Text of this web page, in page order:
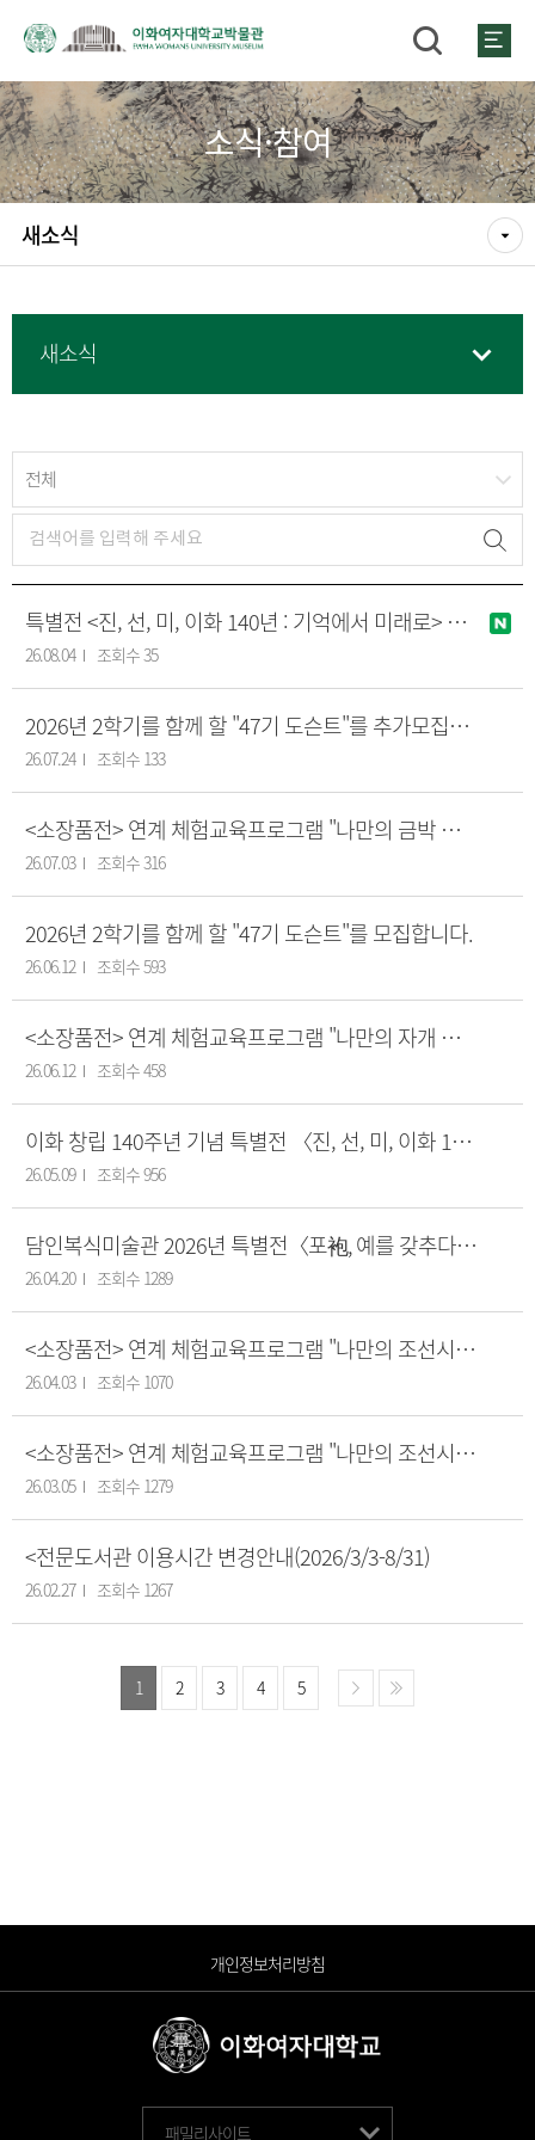
소식·참여
새소식
새소식
전체
특별전 <진, 선, 미, 이화 140년 : 기억에서 미래로> 연계 체험교육프로그램 "나만의 백자 컬렉션 만들기" 안내
26.08.04 조회수 35
2026년 2학기를 함께 할 "47기 도슨트"를 추가모집합니다.
26.07.24 조회수 133
<소장품전> 연계 체험교육프로그램 "나만의 금박 장식함 만들기" 안내
26.07.03 조회수 316
2026년 2학기를 함께 할 "47기 도슨트"를 모집합니다.
26.06.12 조회수 593
<소장품전> 연계 체험교육프로그램 "나만의 자개 장식 손거울 만들기" 안내
26.06.12 조회수 458
이화 창립 140주년 기념 특별전 〈진, 선, 미, 이화 140년 : 기억에서 미래로〉에 초대합니다!
26.05.09 조회수 956
담인복식미술관 2026년 특별전〈포袍, 예를 갖추다〉에 초대합니다!
26.04.20 조회수 1289
<소장품전> 연계 체험교육프로그램 "나만의 조선시대 백자 컬렉션 만들기" 안내
26.04.03 조회수 1070
<소장품전> 연계 체험교육프로그램 "나만의 조선시대 백자 컬렉션 만들기" 안내
26.03.05 조회수 1279
<전문도서관 이용시간 변경안내(2026/3/3-8/31)
26.02.27 조회수 1267
1 2 3 4 5
개인정보처리방침
패밀리사이트